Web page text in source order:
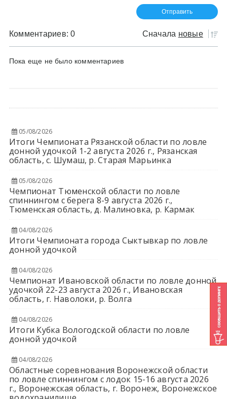
Комментариев: 0 Сначала новые
Пока еще не было комментариев
05/08/2026
Итоги Чемпионата Рязанской области по ловле
донной удочкой 1-2 августа 2026 г., Рязанская
область, с. Шумаш, р. Старая Марьинка
05/08/2026
Чемпионат Тюменской области по ловле
спиннингом с берега 8-9 августа 2026 г.,
Тюменская область, д. Малиновка, р. Кармак
04/08/2026
Итоги Чемпионата города Сыктывкар по ловле
донной удочкой
04/08/2026
Чемпионат Ивановской области по ловле донной
удочкой 22-23 августа 2026 г., Ивановская
область, г. Наволоки, р. Волга
04/08/2026
Итоги Кубка Вологодской области по ловле
донной удочкой
04/08/2026
Областные соревнования Воронежской области
по ловле спиннингом с лодок 15-16 августа 2026
г., Воронежская область, г. Воронеж, Воронежское